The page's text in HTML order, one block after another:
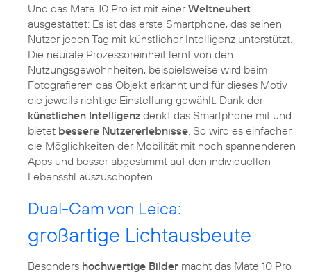
Und das Mate 10 Pro ist mit einerWeltneuheit
ausgestattet: Es ist das erste Smartphone, das seinen
Nutzer jeden Tag mit künstlicher Intelligenz unterstützt.
Die neurale Prozessoreinheit lernt von den
Nutzungsgewohnheiten, beispielsweise wird beim
Fotografieren das Objekt erkannt und für dieses Motiv
die jeweils richtige Einstellung gewählt. Dank der
künstlichen Intelligenz denkt das Smartphone mit und
bietet bessere Nutzererlebnisse . So wird es einfacher,
die Möglichkeiten der Mobilität mit noch spannenderen
Apps und besser abgestimmt auf den individuellen
Lebensstil auszuschöpfen.
Dual-Cam von Leica:
großartige Lichtausbeute
Besonders hochwertige Bilder macht das Mate 10 Pro